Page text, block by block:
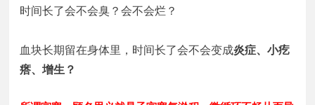
时间长了会不会臭？会不会烂？
血块长期留在身体里，时间长了会不会变成炎症、小疙
瘩、增生？